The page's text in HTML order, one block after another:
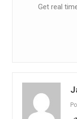
Get real